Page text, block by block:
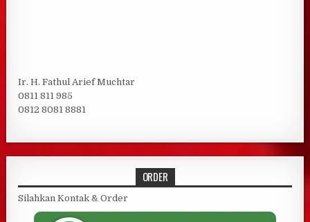
Ir. H. Fathul Arief Muchtar
0811 811 985
0812 8081 8881
ORDER
Silahkan Kontak & Order